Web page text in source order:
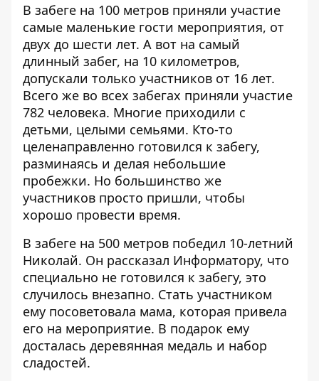
В забеге на 100 метров приняли участие
самые маленькие гости мероприятия, от
двух до шести лет. А вот на самый
длинный забег, на 10 километров,
допускали только участников от 16 лет.
Всего же во всех забегах приняли участие
782 человека. Многие приходили с
детьми, целыми семьями. Кто-то
целенаправленно готовился к забегу,
разминаясь и делая небольшие
пробежки. Но большинство же
участников просто пришли, чтобы
хорошо провести время.
В забеге на 500 метров победил 10-летний
Николай. Он рассказал Информатору, что
специально не готовился к забегу, это
случилось внезапно. Стать участником
ему посоветовала мама, которая привела
его на мероприятие. В подарок ему
досталась деревянная медаль и набор
сладостей.